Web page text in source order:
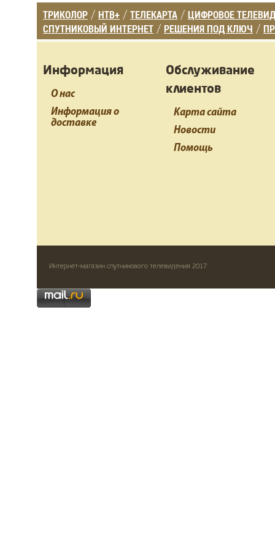
ТРИКОЛОР / НТВ+ / ТЕЛЕКАРТА / ЦИФРОВОЕ
СПУТНИКОВЫЙ ИНТЕРНЕТ / РЕШЕНИЯ ПОД КЛЮЧ /
Информация
О нас
Информация о
доставке
Обслуживание
клиентов
Карта сайта
Новости
Помощь
Интернет-магазин спутникового телевидения 2017